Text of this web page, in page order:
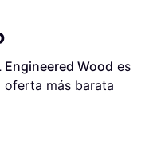
Engineered Wood
oferta más barata